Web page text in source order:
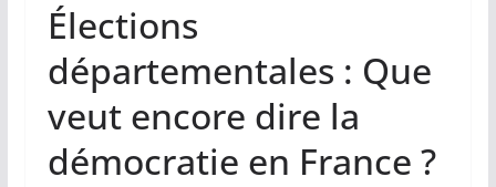
Élections
départementales : Que
veut encore dire la
démocratie en France ?